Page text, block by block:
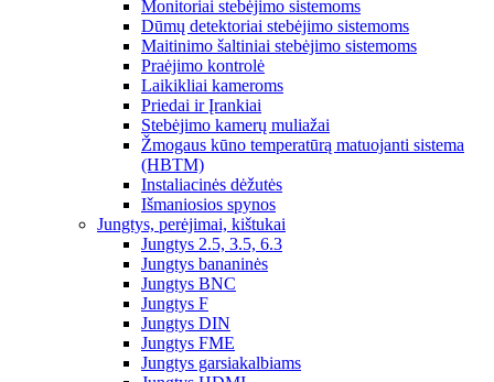
Monitoriai stebėjimo sistemoms
Dūmų detektoriai stebėjimo sistemoms
Maitinimo šaltiniai stebėjimo sistemoms
Praėjimo kontrolė
Laikikliai kameroms
Priedai ir Įrankiai
Stebėjimo kamerų muliažai
Žmogaus kūno temperatūrą matuojanti sistema
(HBTM)
Instaliacinės dėžutės
Išmaniosios spynos
Jungtys, perėjimai, kištukai
Jungtys 2.5, 3.5, 6.3
Jungtys bananinės
Jungtys BNC
Jungtys F
Jungtys DIN
Jungtys FME
Jungtys garsiakalbiams